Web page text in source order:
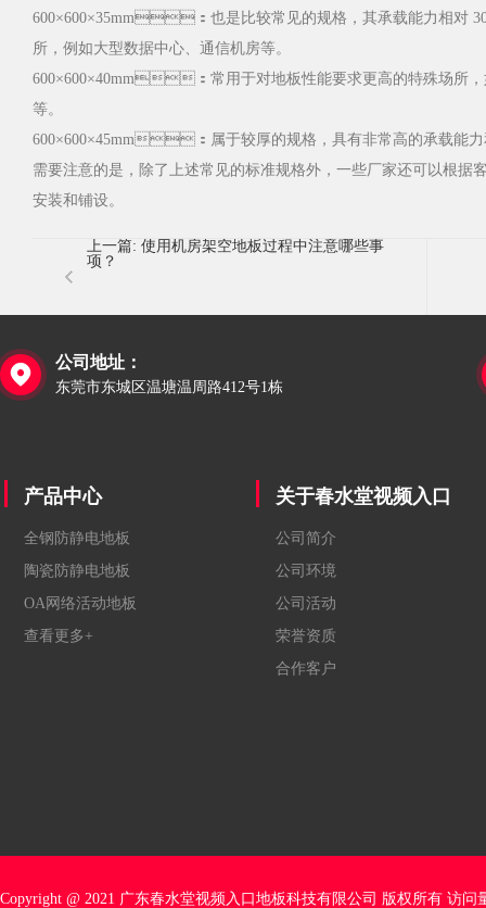
600×600×35mm：也是比较常见的规格，其承载能力相对
所，例如大型数据中心、通信机房等。
600×600×40mm：常用于对地板性能要求更高的特殊场所，
等。
600×600×45mm：属于较厚的规格，具有非常高的承载能力
需要注意的是，除了上述常见的标准规格外，一些厂家还可以根据
安装和铺设。
上一篇: 使用机房架空地板过程中注意哪些事
项？

公司地址：
东莞市东城区温塘温周路412号1栋
产品中心
全钢防静电地板
陶瓷防静电地板
OA网络活动地板
查看更多+
关于春水堂视频入口
公司简介
公司环境
公司活动
荣誉资质
合作客户
Copyright @ 2021 广东春水堂视频入口地板科技有限公司 版权所有 访问量